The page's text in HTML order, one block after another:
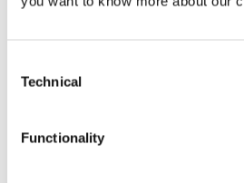
Selection
Technical
Functionality
AliSOL
SOL for Industry